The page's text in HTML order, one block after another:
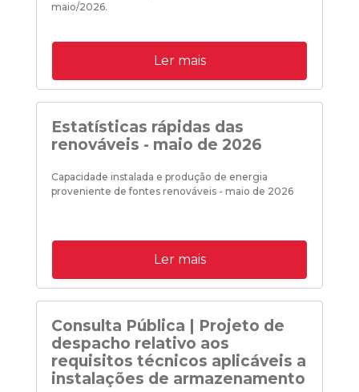
maio/2026.
Ler mais
Estatísticas rápidas das
renováveis - maio de 2026
Capacidade instalada e produção de energia
proveniente de fontes renováveis - maio de 2026
Ler mais
Consulta Pública | Projeto de
despacho relativo aos
requisitos técnicos aplicáveis a
instalações de armazenamento